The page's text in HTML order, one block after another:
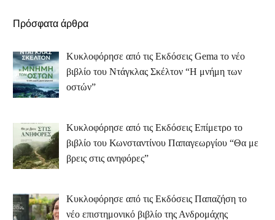
Πρόσφατα άρθρα
Κυκλοφόρησε από τις Εκδόσεις Gema το νέο
βιβλίο του Ντάγκλας Σκέλτον “Η μνήμη των
οστών”
Κυκλοφόρησε από τις Εκδόσεις Επίμετρο το
βιβλίο του Κωνσταντίνου Παπαγεωργίου “Θα με
βρεις στις ανηφόρες”
Κυκλοφόρησε από τις Εκδόσεις Παπαζήση το
νέο επιστημονικό βιβλίο της Ανδρομάχης